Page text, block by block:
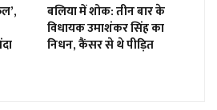
बलिया में शोक: तीन बार के
विधायक उमाशंकर सिंह का
निधन, कैंसर से थे पीड़ित